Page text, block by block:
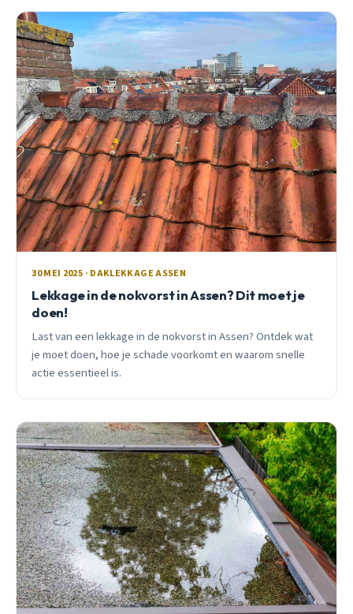
30 MEI 2025 · DAKLEKKAGE ASSEN
Lekkage in de nokvorst in Assen? Dit moet je
doen!
Last van een lekkage in de nokvorst in Assen? Ontdek wat
je moet doen, hoe je schade voorkomt en waarom snelle
actie essentieel is.